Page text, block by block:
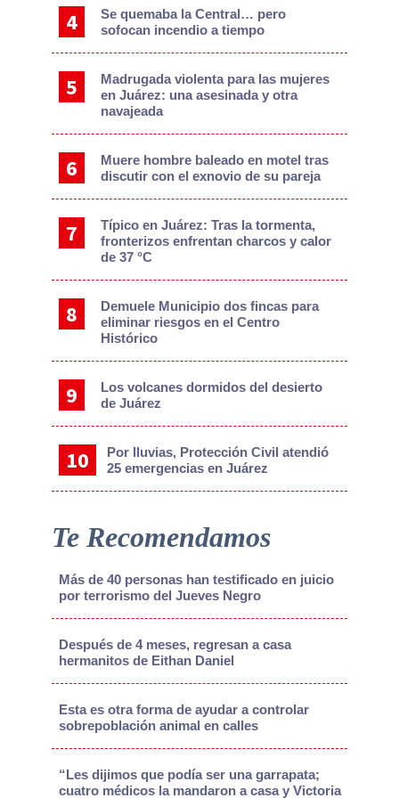
Se quemaba la Central… pero
sofocan incendio a tiempo
Madrugada violenta para las mujeres
en Juárez: una asesinada y otra
navajeada
Muere hombre baleado en motel tras
discutir con el exnovio de su pareja
Típico en Juárez: Tras la tormenta,
fronterizos enfrentan charcos y calor
de 37 °C
Demuele Municipio dos fincas para
eliminar riesgos en el Centro
Histórico
Los volcanes dormidos del desierto
de Juárez
Por lluvias, Protección Civil atendió
25 emergencias en Juárez
Te Recomendamos
Más de 40 personas han testificado en juicio
por terrorismo del Jueves Negro
Después de 4 meses, regresan a casa
hermanitos de Eithan Daniel
Esta es otra forma de ayudar a controlar
sobrepoblación animal en calles
“Les dijimos que podía ser una garrapata;
cuatro médicos la mandaron a casa y Victoria